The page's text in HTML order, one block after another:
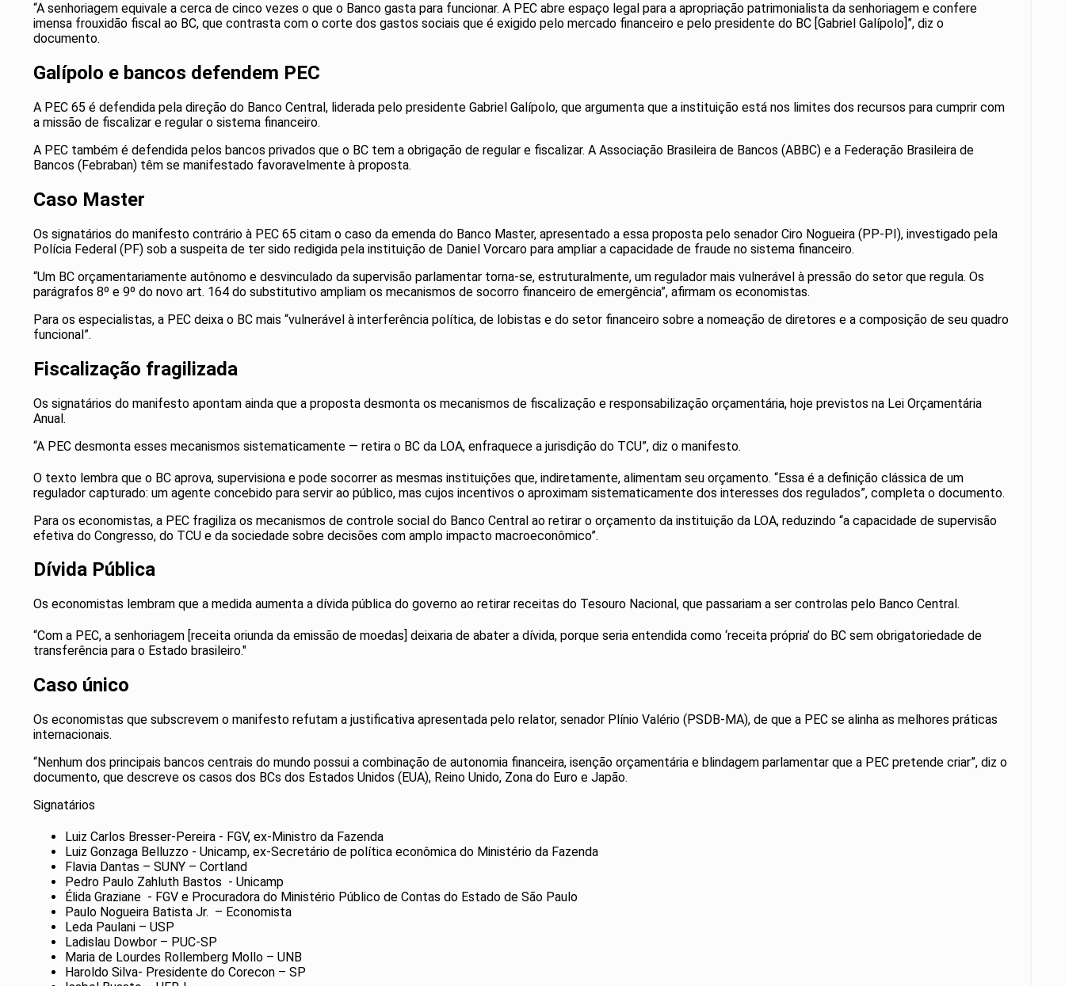
“A senhoriagem equivale a cerca de cinco vezes o que o Banco gasta para funcionar. A PEC abre espaço legal para a apropriação patrimonialista da senhoriagem e confere
imensa frouxidão fiscal ao BC, que contrasta com o corte dos gastos sociais que é exigido pelo mercado financeiro e pelo presidente do BC [Gabriel Galípolo]”, diz o
documento.
Galípolo e bancos defendem PEC
A PEC 65 é defendida pela direção do Banco Central, liderada pelo presidente Gabriel Galípolo, que argumenta que a instituição está nos limites dos recursos para cumprir com
a missão de fiscalizar e regular o sistema financeiro.
A PEC também é defendida pelos bancos privados que o BC tem a obrigação de regular e fiscalizar. A Associação Brasileira de Bancos (ABBC) e a Federação Brasileira de
Bancos (Febraban) têm se manifestado favoravelmente à proposta.
Caso Master
Os signatários do manifesto contrário à PEC 65 citam o caso da emenda do Banco Master, apresentado a essa proposta pelo senador Ciro Nogueira (PP-PI), investigado pela
Polícia Federal (PF) sob a suspeita de ter sido redigida pela instituição de Daniel Vorcaro para ampliar a capacidade de fraude no sistema financeiro.
“Um BC orçamentariamente autônomo e desvinculado da supervisão parlamentar torna-se, estruturalmente, um regulador mais vulnerável à pressão do setor que regula. Os
parágrafos 8º e 9º do novo art. 164 do substitutivo ampliam os mecanismos de socorro financeiro de emergência”, afirmam os economistas.
Para os especialistas, a PEC deixa o BC mais “vulnerável à interferência política, de lobistas e do setor financeiro sobre a nomeação de diretores e a composição de seu quadro
funcional”.
Fiscalização fragilizada
Os signatários do manifesto apontam ainda que a proposta desmonta os mecanismos de fiscalização e responsabilização orçamentária, hoje previstos na Lei Orçamentária
Anual.
“A PEC desmonta esses mecanismos sistematicamente — retira o BC da LOA, enfraquece a jurisdição do TCU”, diz o manifesto.
O texto lembra que o BC aprova, supervisiona e pode socorrer as mesmas instituições que, indiretamente, alimentam seu orçamento. “Essa é a definição clássica de um
regulador capturado: um agente concebido para servir ao público, mas cujos incentivos o aproximam sistematicamente dos interesses dos regulados”, completa o documento.
Para os economistas, a PEC fragiliza os mecanismos de controle social do Banco Central ao retirar o orçamento da instituição da LOA, reduzindo “a capacidade de supervisão
efetiva do Congresso, do TCU e da sociedade sobre decisões com amplo impacto macroeconômico”.
Dívida Pública
Os economistas lembram que a medida aumenta a dívida pública do governo ao retirar receitas do Tesouro Nacional, que passariam a ser controlas pelo Banco Central.
“Com a PEC, a senhoriagem [receita oriunda da emissão de moedas] deixaria de abater a dívida, porque seria entendida como ‘receita própria’ do BC sem obrigatoriedade de
transferência para o Estado brasileiro."
Caso único
Os economistas que subscrevem o manifesto refutam a justificativa apresentada pelo relator, senador Plínio Valério (PSDB-MA), de que a PEC se alinha as melhores práticas
internacionais.
“Nenhum dos principais bancos centrais do mundo possui a combinação de autonomia financeira, isenção orçamentária e blindagem parlamentar que a PEC pretende criar”, diz o
documento, que descreve os casos dos BCs dos Estados Unidos (EUA), Reino Unido, Zona do Euro e Japão.
Signatários
⁠Luiz Carlos Bresser-Pereira - FGV, ex-Ministro da Fazenda
⁠Luiz Gonzaga Belluzzo - Unicamp, ex-Secretário de política econômica do Ministério da Fazenda
⁠Flavia Dantas – SUNY – Cortland
⁠Pedro Paulo Zahluth Bastos - Unicamp
⁠Élida Graziane - FGV e Procuradora do Ministério Público de Contas do Estado de São Paulo
⁠Paulo Nogueira Batista Jr. – Economista
⁠Leda Paulani – USP
⁠Ladislau Dowbor – PUC-SP
⁠Maria de Lourdes Rollemberg Mollo – UNB
⁠Haroldo Silva- Presidente do Corecon – SP